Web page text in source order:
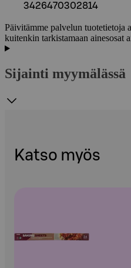
3426470302814
Päivitämme palvelun tuotetietoja
kuitenkin tarkistamaan ainesosat
Sijainti myymälässä
Katso myös